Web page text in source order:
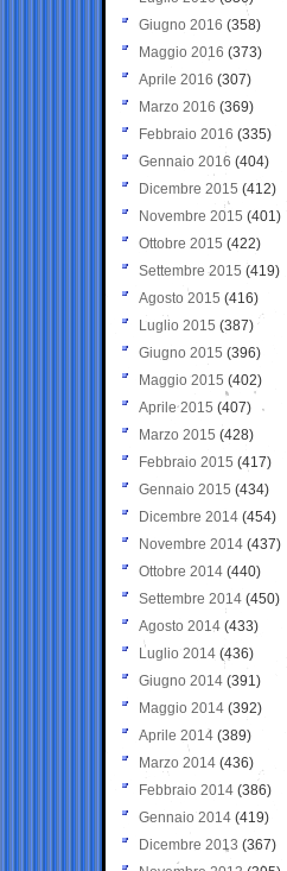
Giugno 2016 (358)
Maggio 2016 (373)
Aprile 2016 (307)
Marzo 2016 (369)
Febbraio 2016 (335)
Gennaio 2016 (404)
Dicembre 2015 (412)
Novembre 2015 (401)
Ottobre 2015 (422)
Settembre 2015 (419)
Agosto 2015 (416)
Luglio 2015 (387)
Giugno 2015 (396)
Maggio 2015 (402)
Aprile 2015 (407)
Marzo 2015 (428)
Febbraio 2015 (417)
Gennaio 2015 (434)
Dicembre 2014 (454)
Novembre 2014 (437)
Ottobre 2014 (440)
Settembre 2014 (450)
Agosto 2014 (433)
Luglio 2014 (436)
Giugno 2014 (391)
Maggio 2014 (392)
Aprile 2014 (389)
Marzo 2014 (436)
Febbraio 2014 (386)
Gennaio 2014 (419)
Dicembre 2013 (367)